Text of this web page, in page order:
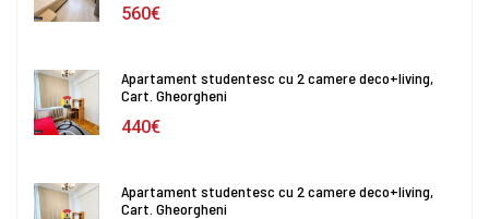
560€
Apartament studentesc cu 2 camere deco+living,
Cart. Gheorgheni
440€
Apartament studentesc cu 2 camere deco+living,
Cart. Gheorgheni